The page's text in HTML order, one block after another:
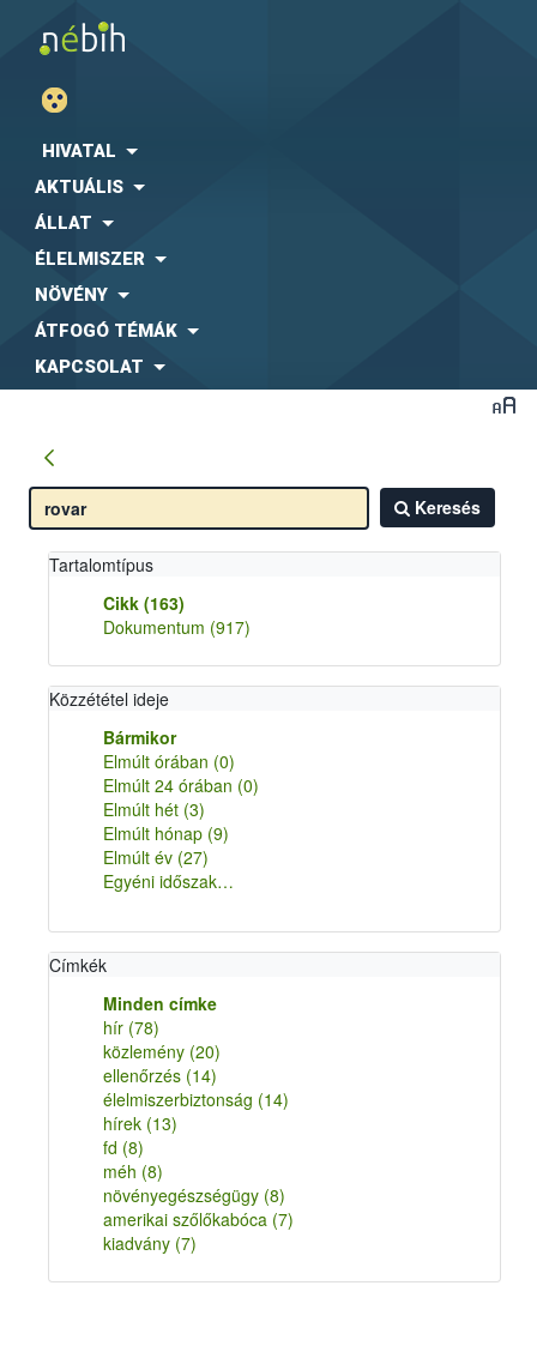
HIVATAL
AKTUÁLIS
ÁLLAT
ÉLELMISZER
NÖVÉNY
ÁTFOGÓ TÉMÁK
KAPCSOLAT
Keresés
Tartalomtípus
Cikk (163)
Dokumentum (917)
Közzététel ideje
Bármikor
Elmúlt órában (0)
Elmúlt 24 órában (0)
Elmúlt hét (3)
Elmúlt hónap (9)
Elmúlt év (27)
Egyéni időszak…
Címkék
Minden címke
hír (78)
közlemény (20)
ellenőrzés (14)
élelmiszerbiztonság (14)
hírek (13)
fd (8)
méh (8)
növényegészségügy (8)
amerikai szőlőkabóca (7)
kiadvány (7)